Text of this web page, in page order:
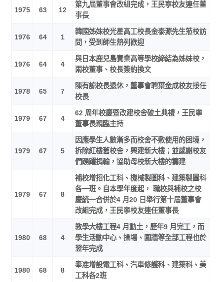
1975 63 12
第九屆董事會改組完成，王民寧校友連任董
事長
1976 64 1
韓國姊妹校光星高工校長金泰源先生蒞校訪
問，受到師生熱列歡迎
1976 64 4
與日本鹿兒島實業高等學校締結為姊妹校，
兩校董事、校長簽約換文
1978 65 7
陳有諒校長退休，董事會聘葉金成校友接任
校長
1979 67 4
62 周年校慶暨改建校舍破土典禮，王民寧
董事長親臨主持
1979 67 5
因應學生人數漸多而校舍不敷使用的困境，
拆除紅樓舊校舍，興建新大樓；並感謝校友
們踴躍捐輸，協助母校新大樓的籌建
1979 67 8
補校增招化工科、機械製圖科、建築製圖科
各一班。自本學年度起， 職校與補校之校
慶統一合併於4 月20 日舉行第十屆董事會
改組完成，王民寧校友連任董事長
1980 68 4
教學大樓工程4 月動土，歷年9 月完工，而
學生活動中心、操場、圍牆等全部工程也於
翌年完成
1980 68 8
奉准增設電工科、汽車修護科、建築科、美
工科各2班